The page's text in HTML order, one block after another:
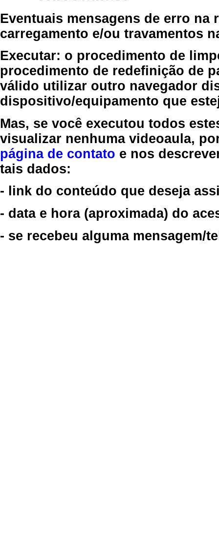
Eventuais mensagens de erro
carregamento e/ou travamentos
Executar: o procedimento de
procedimento de redefinição de
válido utilizar outro navegador
dispositivo/equipamento que
Mas, se você executou todos
visualizar nenhuma videoaula,
página de contato e nos
tais dados:
- link do conteúdo que deseja
- data e hora (aproximada) do
- se recebeu alguma mensagem/